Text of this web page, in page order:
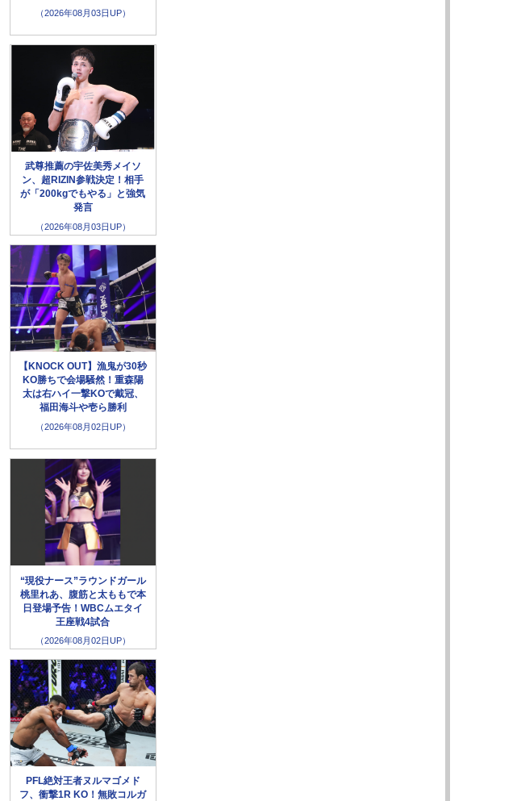
（2026年08月03日UP）
武尊推薦の宇佐美秀メイソ
ン、超RIZIN参戦決定！相手
が「200kgでもやる」と強気
発言
（2026年08月03日UP）
【KNOCK OUT】漁鬼が30秒
KO勝ちで会場騒然！重森陽
太は右ハイ一撃KOで戴冠、
福田海斗や壱ら勝利
（2026年08月02日UP）
“現役ナース”ラウンドガール
桃里れあ、腹筋と太ももで本
日登場予告！WBCムエタイ
王座戦4試合
（2026年08月02日UP）
PFL絶対王者ヌルマゴメド
フ、衝撃1R KO！無敗コルガ